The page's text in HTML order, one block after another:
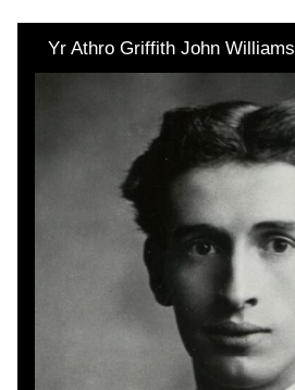
Yr Athro Griffith John Williams